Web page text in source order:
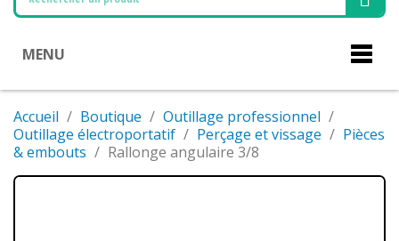
MENU
Accueil Boutique
Outillage professionnel
Outillage électroportatif
Perçage et vissage
Pièces
& embouts
Rallonge angulaire 3/8